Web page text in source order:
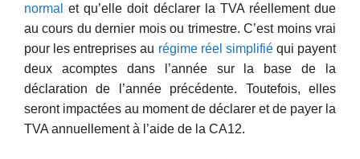
normal
et qu’elle doit déclarer la TVA réellement due
au cours du dernier mois ou trimestre. C’est moins vrai
pour les entreprises au régime réel simplifiéqui payent
deux acomptes dans l’année sur la base de la
déclaration de l’année précédente. Toutefois, elles
seront impactées au moment de déclarer et de payer la
TVA annuellement à l’aide de la CA12.